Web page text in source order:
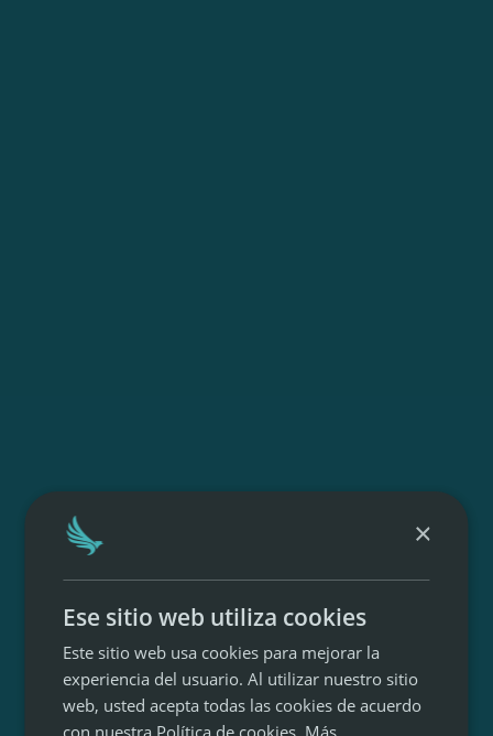
×
Ese sitio web utiliza cookies
Este sitio web usa cookies para mejorar la
experiencia del usuario. Al utilizar nuestro sitio
web, usted acepta todas las cookies de acuerdo
con nuestra Política de cookies. Más